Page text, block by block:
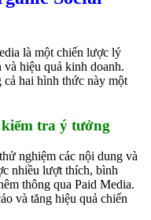
là một chiến lược lý
hiệu quả kinh doanh.
hai hình thức này một
tra ý tưởng
nghiệm các nội dung và
nhiều lượt thích, bình
thông qua Paid Media.
và tăng hiệu quả chiến